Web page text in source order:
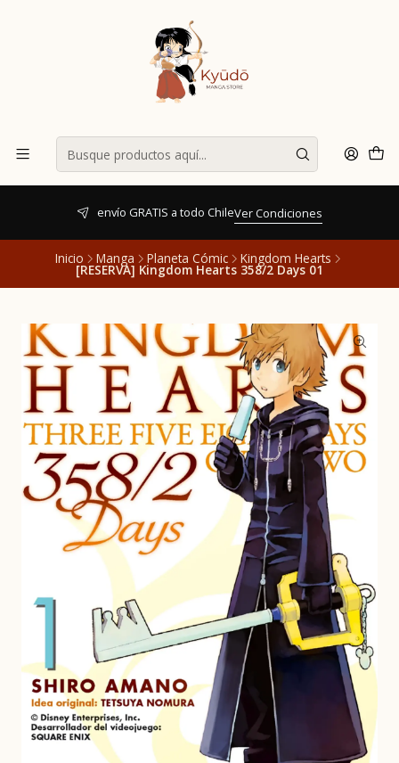
envío GRATIS a todo ChileVer Condiciones
Inicio Manga Planeta Cómic Kingdom Hearts
[RESERVA] Kingdom Hearts 358/2 Days 01